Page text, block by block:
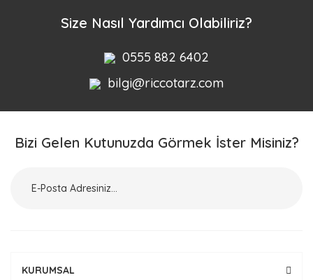
Size Nasıl Yardımcı Olabiliriz?
0555 882 6402
bilgi@riccotarz.com
Bizi Gelen Kutunuzda Görmek İster Misiniz?
KURUMSAL